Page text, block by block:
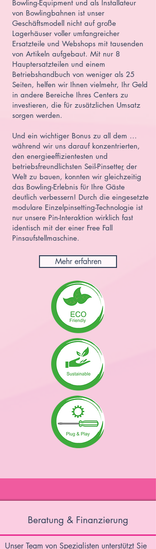
Bowling-Equipment und als Installateur
von Bowlingbahnen ist unser
Geschäftsmodell nicht auf große
Lagerhäuser voller umfangreicher
Ersatzteile und Webshops mit tausenden
von Artikeln aufgebaut. Mit nur 8
Hauptersatzteilen und einem
Betriebshandbuch von weniger als 25
Seiten, helfen wir Ihnen vielmehr, Ihr Geld
in andere Bereiche Ihres Centers zu
investieren, die für zusätzlichen Umsatz
sorgen werden.
Und ein wichtiger Bonus zu all dem ...
während wir uns darauf konzentrierten,
den energieeffizientesten und
betriebsfreundlichsten Seil-Pinsetter der
Welt zu bauen, konnten wir gleichzeitig
das Bowling-Erlebnis für Ihre Gäste
deutlich verbessern! Durch die eingesetzte
modulare Einzelpinsetting-Technologie ist
nur unsere Pin-Interaktion wirklich fast
identisch mit der einer Free Fall
Pinsaufstellmaschine.
Mehr erfahren
Beratung & Finanzierung
Unser Team von Spezialisten unterstützt Sie